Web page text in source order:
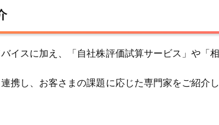
イスに加え、「自社株評価試算サービス」や「相
携し、お客さまの課題に応じた専門家をご紹介し